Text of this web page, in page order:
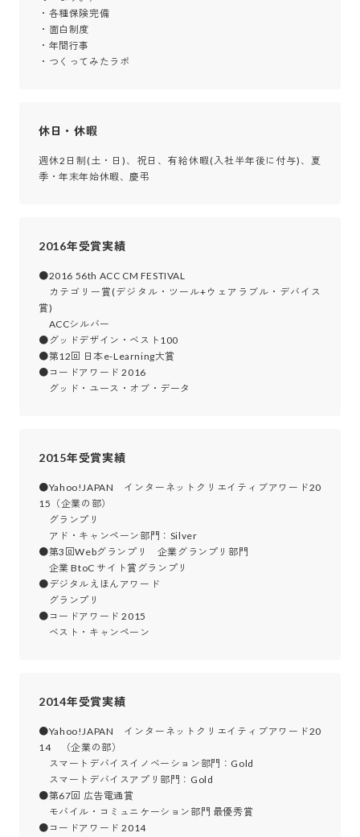
・各種保険完備
・面白制度
・年間行事
・つくってみたラボ
休日・休暇
週休2日制(土・日)、祝日、有給休暇(入社半年後に付与)、夏
季・年末年始休暇、慶弔
2016年受賞実績
●2016 56th ACC CM FESTIVAL
カテゴリー賞(デジタル・ツール+ウェアラブル・デバイス
賞)
ACCシルバー
●グッドデザイン・ベスト100
●第12回 日本e-Learning大賞
●コードアワード 2016
グッド・ユース・オブ・データ
2015年受賞実績
●Yahoo!JAPAN　インターネットクリエイティブアワード20
15（企業の部）
グランプリ
アド・キャンペーン部門：Silver
●第3回Webグランプリ　企業グランプリ部門
企業 BtoC サイト賞グランプリ
●デジタルえほんアワード
グランプリ
●コードアワード 2015
ベスト・キャンペーン
2014年受賞実績
●Yahoo!JAPAN　インターネットクリエイティブアワード20
14　（企業の部）
スマートデバイスイノベーション部門：Gold
スマートデバイスアプリ部門：Gold
●第67回 広告電通賞
モバイル・コミュニケーション部門 最優秀賞
●コードアワード 2014